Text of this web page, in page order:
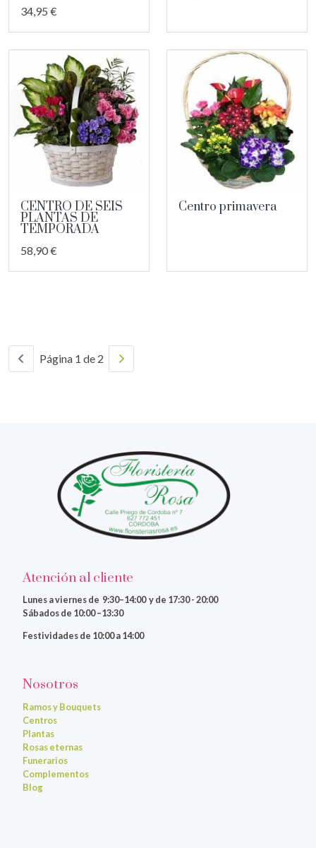
34,95 €
CENTRO DE SEIS
PLANTAS DE
TEMPORADA
58,90 €
Centro primavera
Página 1 de 2
Atención al cliente
Lunes a viernesde 9:30–14:00 y de 17:30 - 20:00
Sábados de 10:00 –13:30
Festividades de 10:00 a 14:00
Nosotros
Ramos y Bouquets
Centros
Plantas
Rosas eternas
Funerarios
Complementos
Blog